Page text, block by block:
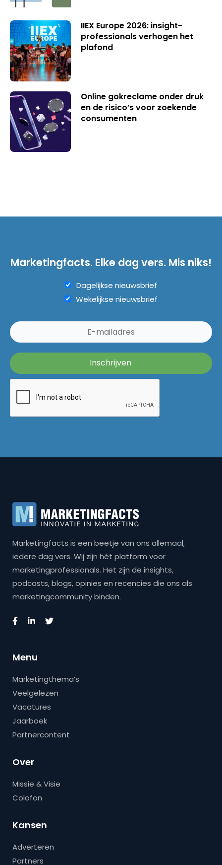
IIEX Europe 2026: insight-
professionals verhogen het
plafond
Online gokreclame onder druk
en de risico’s voor zoekende
consumenten
Marketingfacts. Elke dag vers. Mis niks!
Dagelijkse nieuwsbrief
Wekelijkse nieuwsbrief
Marketingfacts is een beetje van ons allemaal,
iedere dag vers. Wij zijn hét platform voor
marketingprofessionals. Het zijn de insights,
podcasts, blogs, opinies en recencies die ons als
marketingcommunity binden.
Menu
Marketingthema’s
Veelgelezen
Vacatures
Jaarboek
Partnercontent
Over
Missie & Visie
Colofon
Kansen
Adverteren
Partners